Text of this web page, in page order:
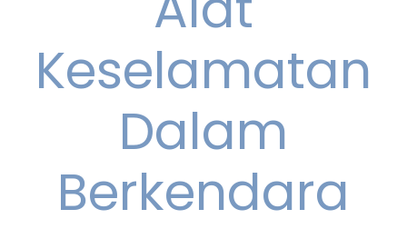
Keselamatan
Dalam
Berkendara